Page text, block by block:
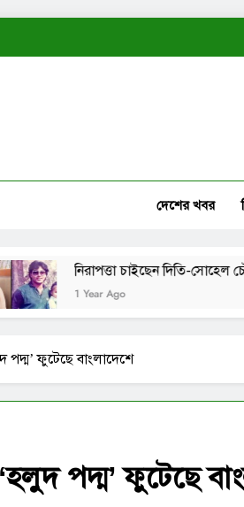
দেশের খবর
নিরাপত্তা চাইছেন দিতি-সোহেল চৌধুরীর
1 Year Ago
পদ্ম’ ফুটেছে বাংলাদেশে
পদ্ম’ ফুটেছে